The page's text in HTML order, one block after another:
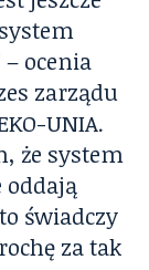
– ocenia
zarządu
UNIA.
że system
oddają
świadczy
za tak